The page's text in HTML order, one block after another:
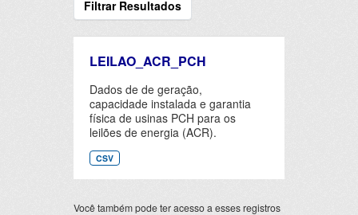
Filtrar Resultados
LEILAO_ACR_PCH
Dados de de geração,
capacidade instalada e garantia
física de usinas PCH para os
leilões de energia (ACR).
CSV
Você também pode ter acesso a esses registros